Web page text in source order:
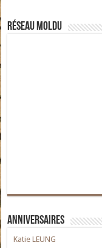
Réseau moldu
Anniversaires
Katie LEUNG